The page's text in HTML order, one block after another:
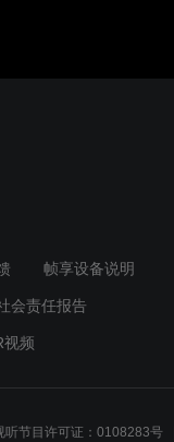
帧享设备说明
会责任报告
视频
听节目许可证：0108283号